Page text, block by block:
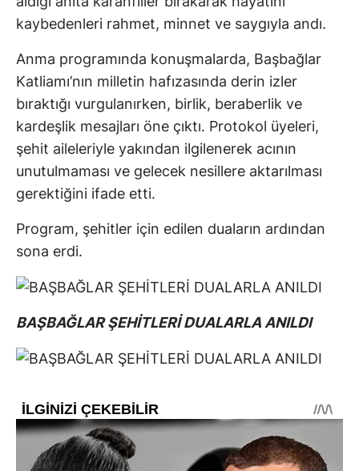
kaybedenleri rahmet, minnet ve saygıyla andı.
Anma programında konuşmalarda, Başbağlar
Katliamı’nın milletin hafızasında derin izler
bıraktığı vurgulanırken, birlik, beraberlik ve
kardeşlik mesajları öne çıktı. Protokol üyeleri,
şehit aileleriyle yakından ilgilenerek acının
unutulmaması ve gelecek nesillere aktarılması
gerektiğini ifade etti.
Program, şehitler için edilen duaların ardından
sona erdi.
BAŞBAĞLAR ŞEHİTLERİ DUALARLA ANILDI